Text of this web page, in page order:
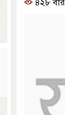
৪২৮